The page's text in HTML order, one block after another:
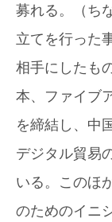
募れる。（ち
立てを行った
相手にしたも
本、ファイブ
を締結し、中
デジタル貿易
いる。このほ
のためのイニ